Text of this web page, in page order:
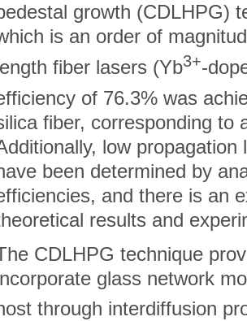
growth (CDLHPG)
is an order of
fiber lasers (Yb3+-
of 76.3% was
fiber, corresponding to
low
been determined by
and there is an
results and
CDLHPG technique
glass network
through interdiffusion